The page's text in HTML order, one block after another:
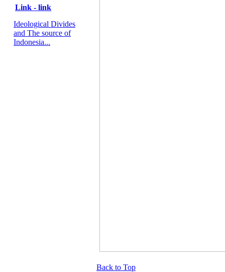
Link - link
Ideological Divides
and The source of
Indonesia...
Back to Top